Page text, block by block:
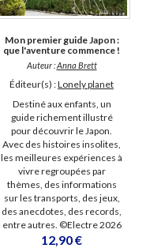
Mon premier guide Japon :
que l'aventure commence !
Auteur :Anna Brett
Éditeur(s) :Lonely planet
Destiné aux enfants, un
guide richement illustré
pour découvrir le Japon.
Avec des histoires insolites,
les meilleures expériences à
vivre regroupées par
thèmes, des informations
sur les transports, des jeux,
des anecdotes, des records,
entre autres. ©Electre 2026
12,90 €